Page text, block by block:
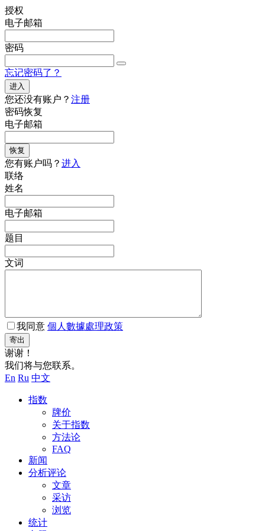
授权
电子邮箱
密码
忘记密码了？
进入
您还没有账户？ 注册
密码恢复
电子邮箱
恢复
您有账户吗？ 进入
联络
姓名
电子邮箱
题目
文词
我同意 個人數據處理政策
寄出
谢谢！
我们将与您联系。
En Ru 中文
指数
牌价
关于指数
方法论
FAQ
新闻
分析评论
文章
采访
浏览
统计